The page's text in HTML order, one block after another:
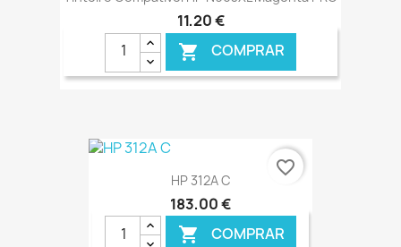
11,20 €
 COMPRAR
HP 312A C
183,00 €
 COMPRAR
favorite_border